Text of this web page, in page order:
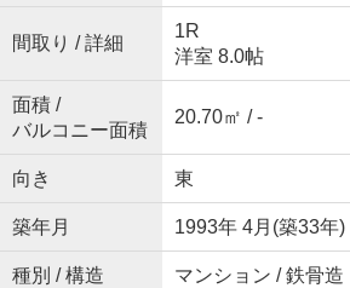
間取り / 詳細
1R
洋室 8.0帖
面積 /
バルコニー面積
20.70㎡ / -
向き 東
築年月 1993年 4月(築33年)
種別 / 構造 マンション / 鉄骨造